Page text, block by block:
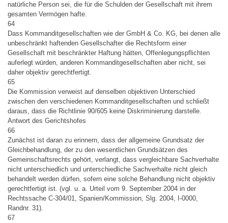
natürliche Person sei, die für die Schulden der Gesellschaft mit ihrem
gesamten Vermögen hafte.
64
Dass Kommanditgesellschaften wie der GmbH & Co. KG, bei denen alle
unbeschränkt haftenden Gesellschafter die Rechtsform einer
Gesellschaft mit beschränkter Haftung hätten, Offenlegungspflichten
auferlegt würden, anderen Kommanditgesellschaften aber nicht, sei
daher objektiv gerechtfertigt.
65
Die Kommission verweist auf denselben objektiven Unterschied
zwischen den verschiedenen Kommanditgesellschaften und schließt
daraus, dass die Richtlinie 90/605 keine Diskriminierung darstelle.
Antwort des Gerichtshofes
66
Zunächst ist daran zu erinnern, dass der allgemeine Grundsatz der
Gleichbehandlung, der zu den wesentlichen Grundsätzen des
Gemeinschaftsrechts gehört, verlangt, dass vergleichbare Sachverhalte
nicht unterschiedlich und unterschiedliche Sachverhalte nicht gleich
behandelt werden dürfen, sofern eine solche Behandlung nicht objektiv
gerechtfertigt ist. (vgl. u. a. Urteil vom 9. September 2004 in der
Rechtssache C-304/01, Spanien/Kommission, Slg. 2004, I-0000,
Randnr. 31).
67